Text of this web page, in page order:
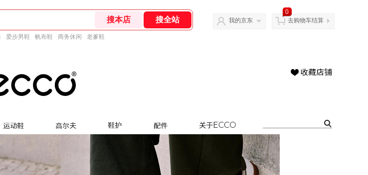
爱步男鞋 帆布鞋 商务休闲 老爹鞋
我的京东
0
去购物车结算